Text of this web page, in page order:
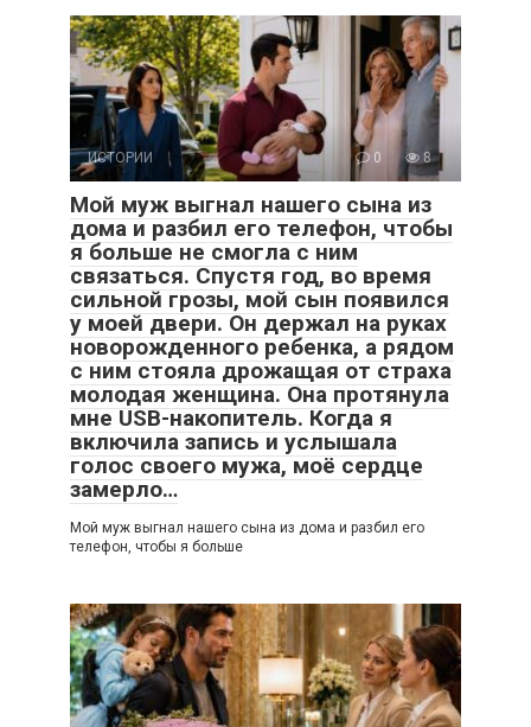
ИСТОРИИ 0 8
Мой муж выгнал нашего сына из
дома и разбил его телефон, чтобы
я больше не смогла с ним
связаться. Спустя год, во время
сильной грозы, мой сын появился
у моей двери. Он держал на руках
новорожденного ребенка, а рядом
с ним стояла дрожащая от страха
молодая женщина. Она протянула
мне USB-накопитель. Когда я
включила запись и услышала
голос своего мужа, моё сердце
замерло…
Мой муж выгнал нашего сына из дома и разбил его
телефон, чтобы я больше